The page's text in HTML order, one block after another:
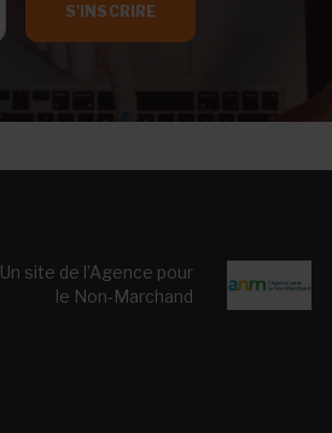
S'INSCRIRE
Un site de l’Agence pour
le Non-Marchand